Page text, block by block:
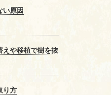
い原因
えや移植で樹を抜
り方